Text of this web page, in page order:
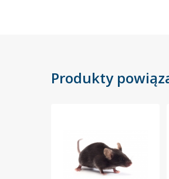
Produkty